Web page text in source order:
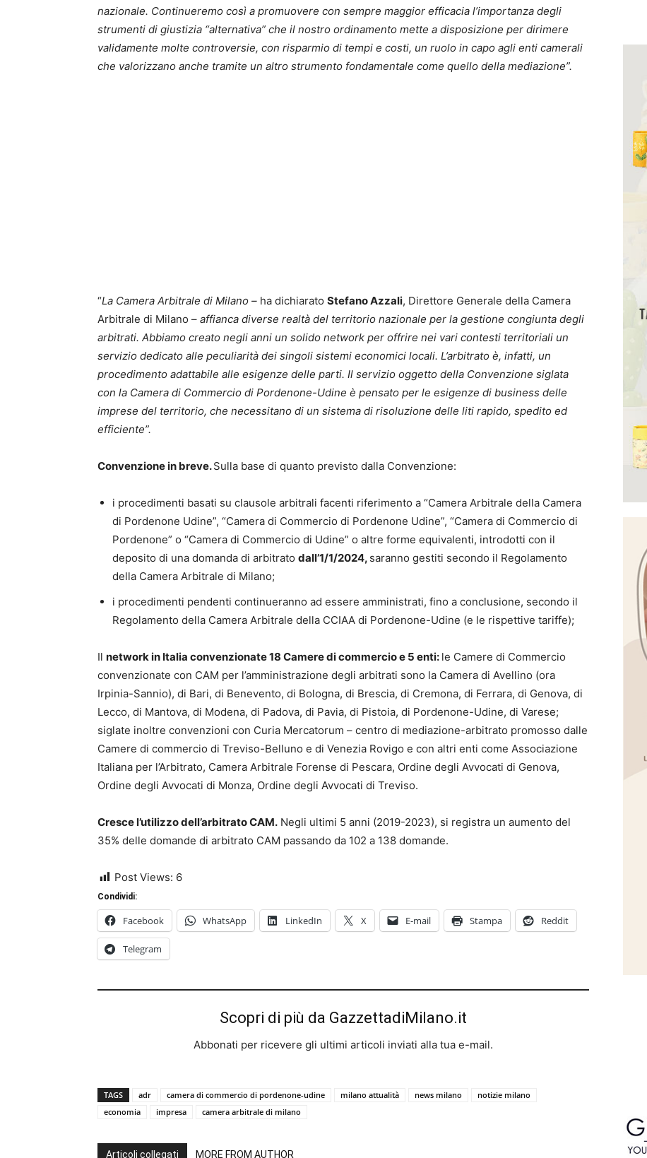
nazionale. Continueremo così a promuovere con sempre maggior efficacia l’importanza degli
strumenti di giustizia “alternativa” che il nostro ordinamento mette a disposizione per dirimere
validamente molte controversie, con risparmio di tempi e costi, un ruolo in capo agli enti camerali
che valorizzano anche tramite un altro strumento fondamentale come quello della mediazione”.
“La Camera Arbitrale di Milano – ha dichiarato Stefano Azzali, Direttore Generale della Camera
Arbitrale di Milano – affianca diverse realtà del territorio nazionale per la gestione congiunta degli
arbitrati. Abbiamo creato negli anni un solido network per offrire nei vari contesti territoriali un
servizio dedicato alle peculiarità dei singoli sistemi economici locali. L’arbitrato è, infatti, un
procedimento adattabile alle esigenze delle parti. Il servizio oggetto della Convenzione siglata
con la Camera di Commercio di Pordenone-Udine è pensato per le esigenze di business delle
imprese del territorio, che necessitano di un sistema di risoluzione delle liti rapido, spedito ed
efficiente”.
Convenzione in breve.Sulla base di quanto previsto dalla Convenzione:
i procedimenti basati su clausole arbitrali facenti riferimento a “Camera Arbitrale della Camera
di Pordenone Udine”, “Camera di Commercio di Pordenone Udine”, “Camera di Commercio di
Pordenone” o “Camera di Commercio di Udine” o altre forme equivalenti, introdotti con il
deposito di una domanda di arbitrato dall’1/1/2024, saranno gestiti secondo il Regolamento
della Camera Arbitrale di Milano;
i procedimenti pendenti continueranno ad essere amministrati, fino a conclusione, secondo il
Regolamento della Camera Arbitrale della CCIAA di Pordenone-Udine (e le rispettive tariffe);
Il network in Italia convenzionate 18 Camere di commercio e 5 enti: le Camere di Commercio
convenzionate con CAM per l’amministrazione degli arbitrati sono la Camera di Avellino (ora
Irpinia-Sannio), di Bari, di Benevento, di Bologna, di Brescia, di Cremona, di Ferrara, di Genova, di
Lecco, di Mantova, di Modena, di Padova, di Pavia, di Pistoia, di Pordenone-Udine, di Varese;
siglate inoltre convenzioni con Curia Mercatorum – centro di mediazione-arbitrato promosso dalle
Camere di commercio di Treviso-Belluno e di Venezia Rovigo e con altri enti come Associazione
Italiana per l’Arbitrato, Camera Arbitrale Forense di Pescara, Ordine degli Avvocati di Genova,
Ordine degli Avvocati di Monza, Ordine degli Avvocati di Treviso.
Cresce l’utilizzo dell’arbitrato CAM. Negli ultimi 5 anni (2019-2023), si registra un aumento del
35% delle domande di arbitrato CAM passando da 102 a 138 domande.
Post Views: 6
Condividi:
Facebook WhatsApp LinkedIn X E-mail Stampa Reddit
Telegram
Scopri di più da GazzettadiMilano.it
Abbonati per ricevere gli ultimi articoli inviati alla tua e-mail.
TAGS adr camera di commercio di pordenone-udine milano attualità news milano
notizie milano
economia
impresa camera arbitrale di milano
Articoli collegati MORE FROM AUTHOR